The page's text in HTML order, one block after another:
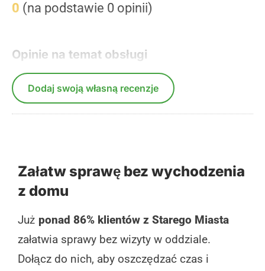
0 (na podstawie 0 opinii)
Opinie na temat obsługi
Dodaj swoją własną recenzje
Załatw sprawę bez wychodzenia
z domu
Już ponad 86% klientów z Starego Miasta
załatwia sprawy bez wizyty w oddziale.
Dołącz do nich, aby oszczędzać czas i